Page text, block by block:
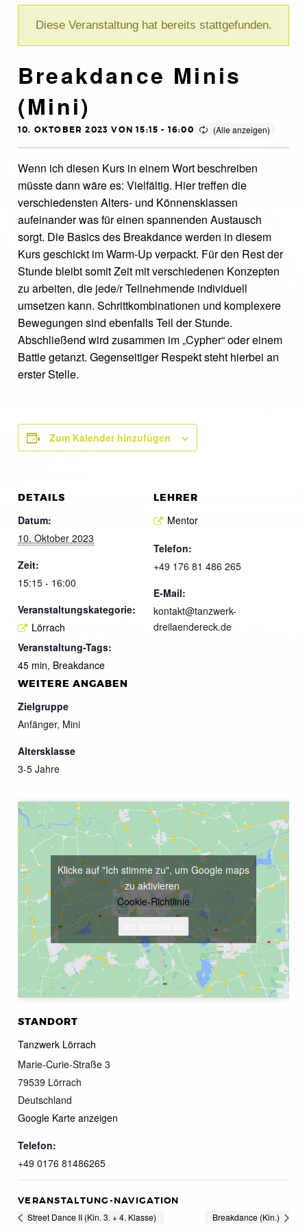
Diese Veranstaltung hat bereits stattgefunden.
Breakdance Minis
(Mini)
10. OKTOBER 2023 VON 15:15 - 16:00
Wenn ich diesen Kurs in einem Wort beschreiben
müsste dann wäre es: Vielfältig. Hier treffen die
verschiedensten Alters- und Könnensklassen
aufeinander was für einen spannenden Austausch
sorgt. Die Basics des Breakdance werden in diesem
Kurs geschickt im Warm-Up verpackt. Für den Rest der
Stunde bleibt somit Zeit mit verschiedenen Konzepten
zu arbeiten, die jede/r Teilnehmende individuell
umsetzen kann. Schrittkombinationen und komplexere
Bewegungen sind ebenfalls Teil der Stunde.
Abschließend wird zusammen im „Cypher“ oder einem
Battle getanzt. Gegenseitiger Respekt steht hierbei an
erster Stelle.
Zum Kalender hinzufügen
DETAILS
Datum:
10. Oktober 2023
Zeit:
15:15 - 16:00
Veranstaltungskategorie:
Lörrach
Veranstaltung-Tags:
45 min, Breakdance
LEHRER
Mentor
Telefon:
+49 176 81 486 265
E-Mail:
kontakt@tanzwerk-
dreilaendereck.de
WEITERE ANGABEN
Zielgruppe
Anfänger, Mini
Altersklasse
3-5 Jahre
STANDORT
Tanzwerk Lörrach
Marie-Curie-Straße 3
79539 Lörrach
Deutschland
Google Karte anzeigen
Telefon:
+49 0176 81486265
Klicke auf "Ich stimme zu", um Google maps
zu aktivieren
Cookie-Richtlinie
VERANSTALTUNG-NAVIGATION
Street Dance II (Kin. 3. + 4. Klasse) Breakdance (Kin.)